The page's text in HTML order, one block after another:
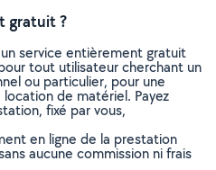
gratuit ?
service entièrement gratuit
tout utilisateur cherchant un
ou particulier, pour une
de matériel. Payez
fixé par vous,
en ligne de la prestation
aucune commission ni frais